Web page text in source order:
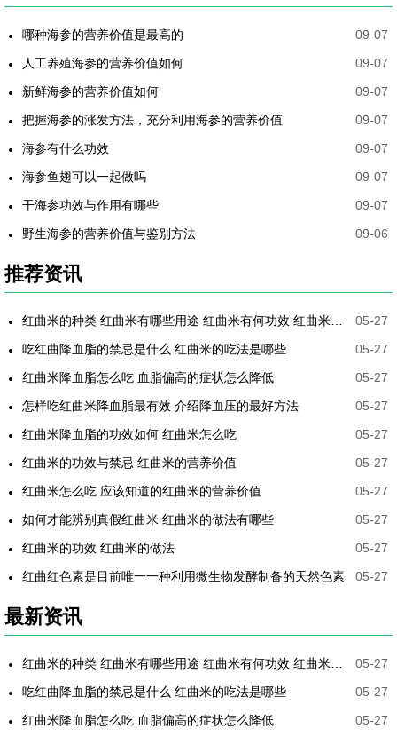
哪种海参的营养价值是最高的
09-07
人工养殖海参的营养价值如何
09-07
新鲜海参的营养价值如何
09-07
把握海参的涨发方法，充分利用海参的营养价值
09-07
海参有什么功效
09-07
海参鱼翅可以一起做吗
09-07
干海参功效与作用有哪些
09-07
野生海参的营养价值与鉴别方法
09-06
推荐资讯
05-27
吃红曲降血脂的禁忌是什么 红曲米的吃法是哪些
05-27
红曲米降血脂怎么吃 血脂偏高的症状怎么降低
05-27
怎样吃红曲米降血脂最有效 介绍降血压的最好方法
05-27
红曲米降血脂的功效如何 红曲米怎么吃
05-27
红曲米的功效与禁忌 红曲米的营养价值
05-27
红曲米怎么吃 应该知道的红曲米的营养价值
05-27
如何才能辨别真假红曲米 红曲米的做法有哪些
05-27
红曲米的功效 红曲米的做法
05-27
红曲红色素是目前唯一一种利用微生物发酵制备的天然色素
05-27
最新资讯
05-27
吃红曲降血脂的禁忌是什么 红曲米的吃法是哪些
05-27
红曲米降血脂怎么吃 血脂偏高的症状怎么降低
05-27